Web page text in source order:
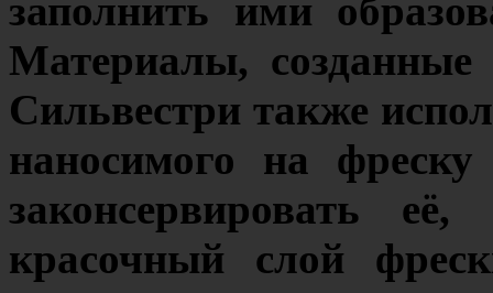
заполнить ими
Материалы, созданные
Сильвестри также
наносимого на
законсервировать
красочный слой